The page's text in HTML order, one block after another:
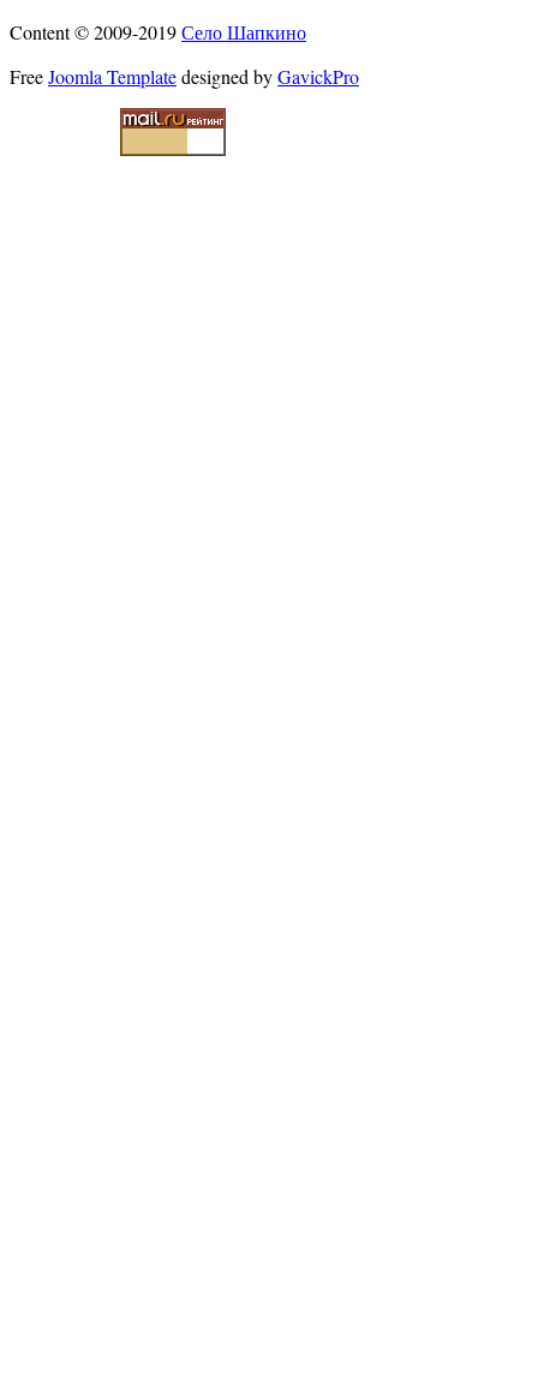
Content © 2009-2019Село Шапкино
FreeJoomla Templatedesigned byGavickPro